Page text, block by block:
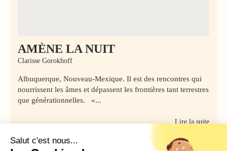
AMÈNE LA NUIT
Clarisse Gorokhoff
Albuquerque, Nouveau-Mexique. Il est des rencontres qui
nourrissent les âmes et dépassent les frontières tant terrestres
que générationnelles. «...
Lire la suite